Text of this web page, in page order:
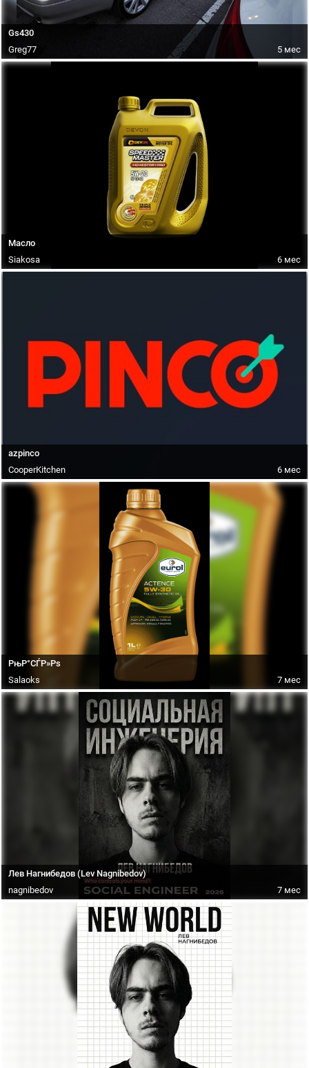
Gs430
5 мес
Greg77
Масло
6 мес
Siakosa
azpinco
6 мес
CooperKitchen
РњР°СЃР»Рѕ
7 мес
Salaoks
Лев Нагнибедов (Lev Nagnibedov)
7 мес
nagnibedov